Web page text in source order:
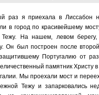
раз я приехала в Лиссабон
в город по красивейшему
Тежу. На нашем, левом
Он был построен после
защитившему Португалию от
памятник
Мы проехали мост и
Тежу и запарковались